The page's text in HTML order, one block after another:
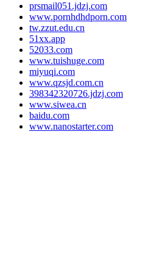
prsmail051.jdzj.com
www.pornhdhdporn.com
tw.zzut.edu.cn
51xx.app
52033.com
www.tuishuge.com
miyuqi.com
www.qzsjd.com.cn
398342320726.jdzj.com
www.siwea.cn
baidu.com
www.nanostarter.com